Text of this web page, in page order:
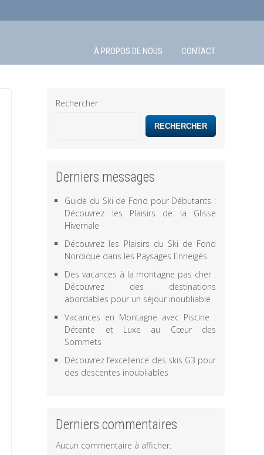
À PROPOS DE NOUS CONTACT
Rechercher
RECHERCHER
Derniers messages
Guide du Ski de Fond pour Débutants :
Découvrez les Plaisirs de la Glisse
Hivernale
Découvrez les Plaisirs du Ski de Fond
Nordique dans les Paysages Enneigés
Des vacances à la montagne pas cher :
Découvrez des destinations
abordables pour un séjour inoubliable
Vacances en Montagne avec Piscine :
Détente et Luxe au Cœur des
Sommets
Découvrez l’excellence des skis G3 pour
des descentes inoubliables
Derniers commentaires
Aucun commentaire à afficher.